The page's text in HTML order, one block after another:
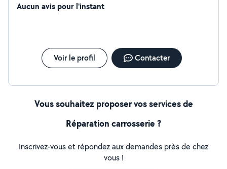
Aucun avis pour l'instant
Voir le profil Contacter
Vous souhaitez proposer vos services de
Réparation carrosserie ?
Inscrivez-vous et répondez aux demandes près de chez
vous !